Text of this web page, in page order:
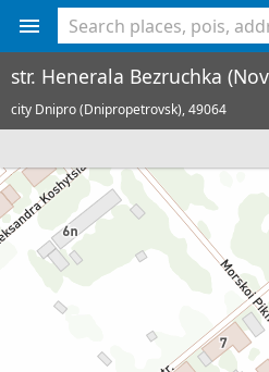
str. Henerala Bezruchka
city Dnipro (Dnipropetrovsk),49064
<% console.log(hcard) %>